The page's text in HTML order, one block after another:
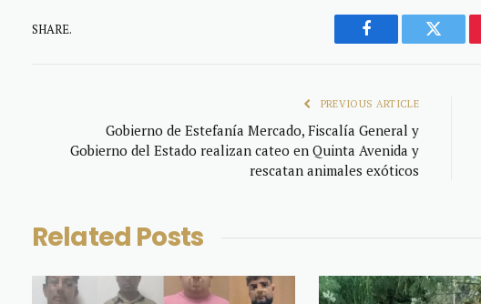
SHARE.
Facebook Twitter
PREVIOUS ARTICLE
Gobierno de Estefanía Mercado, Fiscalía General y
Gobierno del Estado realizan cateo en Quinta Avenida y
rescatan animales exóticos
Related Posts